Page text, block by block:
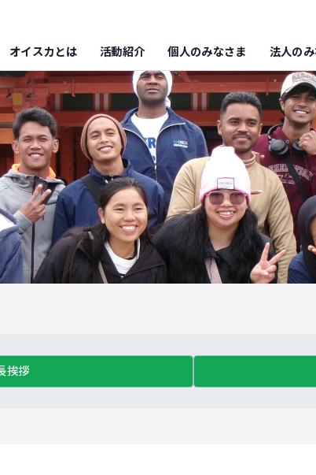
オイスカとは 活動紹介 個人のみなさま 法人の
挨拶